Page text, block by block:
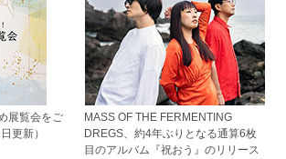
展覧会をご
更新）
MASS OF THE FERMENTING
DREGS、約4年ぶりとなる通算6枚
目のアルバム『祝おう』の リリース